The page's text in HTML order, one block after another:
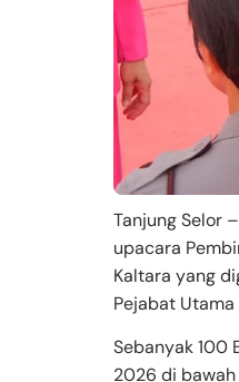
Tanjung Selor
upacara
Kaltara yang
Pejabat
Sebanyak 100
2026 di bawah